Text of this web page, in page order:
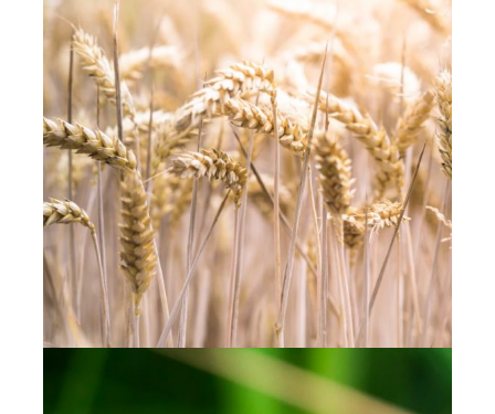
UN BLÉ DUR À AVALER
Représentant à lui seul la moitié des
surfaces céréalières françaises, le blé
occupe une place de choix dans
l’alimentation humaine. Mais en tant que
4ème culture la plus consommatrice de
pesticides, la culture du blé est aussi
extrêmement néfaste pour l’ensemble des
êtres vivants.